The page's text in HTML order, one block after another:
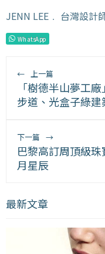
JENN LEE ﹒ 台灣設計
WhatsApp
← 上一篇
「樹德半山夢工
步道、光盒子綠
下一篇 →
巴黎高訂周頂級
月星辰
最新文章